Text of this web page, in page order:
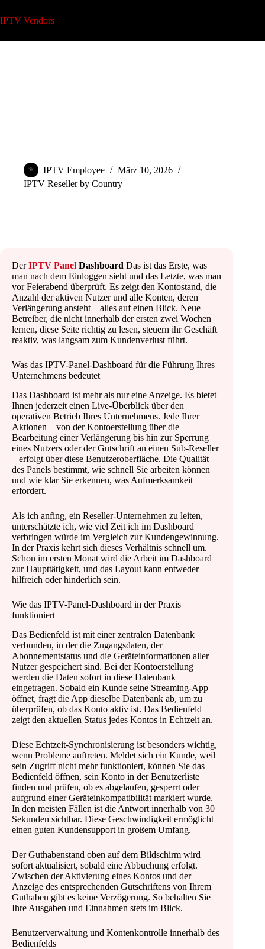
Inhalt
springen
IPTV Vendors
IPTV Employee
März 10, 2026
IPTV Reseller by Country
DerIPTV Panel Dashboard Das ist das Erste, was
man nach dem Einloggen sieht und das Letzte, was man
vor Feierabend überprüft. Es zeigt den Kontostand, die
Anzahl der aktiven Nutzer und alle Konten, deren
Verlängerung ansteht – alles auf einen Blick. Neue
Betreiber, die nicht innerhalb der ersten zwei Wochen
lernen, diese Seite richtig zu lesen, steuern ihr Geschäft
reaktiv, was langsam zum Kundenverlust führt.
Was das IPTV-Panel-Dashboard für die Führung Ihres
Unternehmens bedeutet
Das Dashboard ist mehr als nur eine Anzeige. Es bietet
Ihnen jederzeit einen Live-Überblick über den
operativen Betrieb Ihres Unternehmens. Jede Ihrer
Aktionen – von der Kontoerstellung über die
Bearbeitung einer Verlängerung bis hin zur Sperrung
eines Nutzers oder der Gutschrift an einen Sub-Reseller
– erfolgt über diese Benutzeroberfläche. Die Qualität
des Panels bestimmt, wie schnell Sie arbeiten können
und wie klar Sie erkennen, was Aufmerksamkeit
erfordert.
Als ich anfing, ein Reseller-Unternehmen zu leiten,
unterschätzte ich, wie viel Zeit ich im Dashboard
verbringen würde im Vergleich zur Kundengewinnung.
In der Praxis kehrt sich dieses Verhältnis schnell um.
Schon im ersten Monat wird die Arbeit im Dashboard
zur Haupttätigkeit, und das Layout kann entweder
hilfreich oder hinderlich sein.
Wie das IPTV-Panel-Dashboard in der Praxis
funktioniert
Das Bedienfeld ist mit einer zentralen Datenbank
verbunden, in der die Zugangsdaten, der
Abonnementstatus und die Geräteinformationen aller
Nutzer gespeichert sind. Bei der Kontoerstellung
werden die Daten sofort in diese Datenbank
eingetragen. Sobald ein Kunde seine Streaming-App
öffnet, fragt die App dieselbe Datenbank ab, um zu
überprüfen, ob das Konto aktiv ist. Das Bedienfeld
zeigt den aktuellen Status jedes Kontos in Echtzeit an.
Diese Echtzeit-Synchronisierung ist besonders wichtig,
wenn Probleme auftreten. Meldet sich ein Kunde, weil
sein Zugriff nicht mehr funktioniert, können Sie das
Bedienfeld öffnen, sein Konto in der Benutzerliste
finden und prüfen, ob es abgelaufen, gesperrt oder
aufgrund einer Geräteinkompatibilität markiert wurde.
In den meisten Fällen ist die Antwort innerhalb von 30
Sekunden sichtbar. Diese Geschwindigkeit ermöglicht
einen guten Kundensupport in großem Umfang.
Der Guthabenstand oben auf dem Bildschirm wird
sofort aktualisiert, sobald eine Abbuchung erfolgt.
Zwischen der Aktivierung eines Kontos und der
Anzeige des entsprechenden Gutschriftens von Ihrem
Guthaben gibt es keine Verzögerung. So behalten Sie
Ihre Ausgaben und Einnahmen stets im Blick.
Benutzerverwaltung und Kontenkontrolle innerhalb des
Bedienfelds